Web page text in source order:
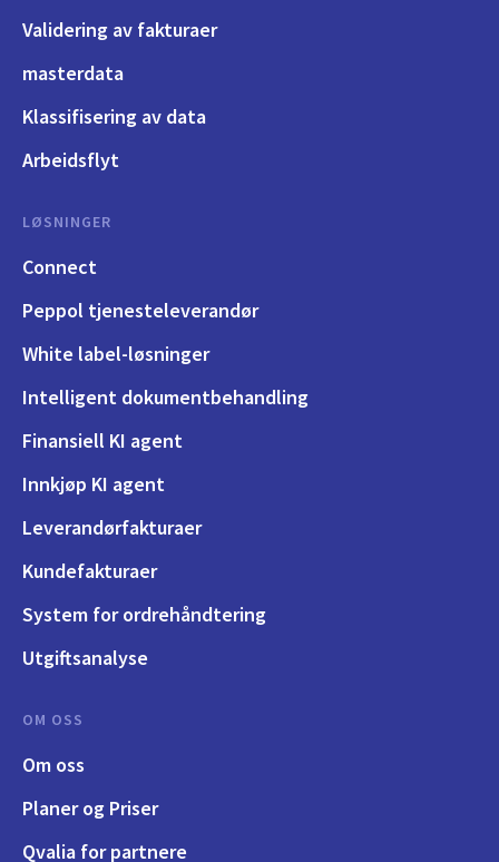
Validering av fakturaer
masterdata
Klassifisering av data
Arbeidsflyt
LØSNINGER
Connect
Peppol tjenesteleverandør
White label-løsninger
Intelligent dokumentbehandling
Finansiell KI agent
Innkjøp KI agent
Leverandørfakturaer
Kundefakturaer
System for ordrehåndtering
Utgiftsanalyse
OM OSS
Om oss
Planer og Priser
Qvalia for partnere